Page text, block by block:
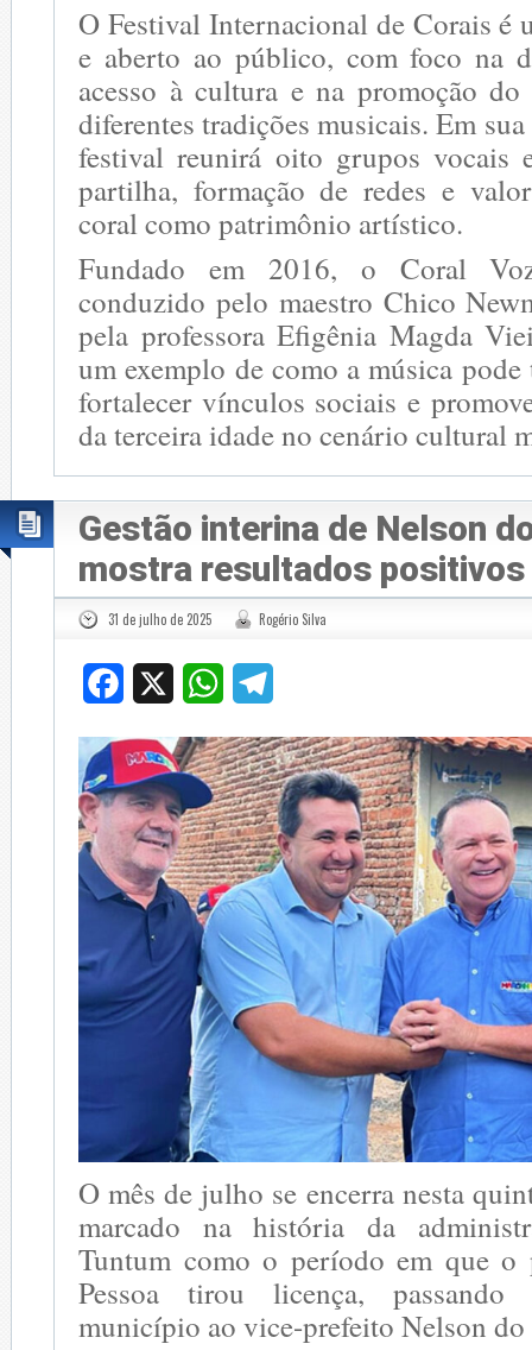
O Festival Internacional de Corais é
e aberto ao público, com foco na
acesso à cultura e na promoção
diferentes tradições musicais. Em
festival reunirá oito grupos vocais
partilha, formação de redes e
coral como patrimônio artístico.
Fundado em 2016, o Coral
conduzido pelo maestro Chico
pela professora Efigênia Magda
um exemplo de como a música
fortalecer vínculos sociais e
da terceira idade no cenário cultural
Gestão interina de Nelson
mostra resultados positivos
31 de julho de 2025 Rogério Silva
Facebook WhatsApp
O mês de julho se encerra nesta
marcado na história da
Tuntum como o período em que o
Pessoa tirou licença,
município ao vice-prefeito Nelson